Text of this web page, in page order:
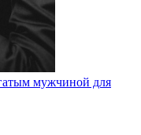
мужчиной для